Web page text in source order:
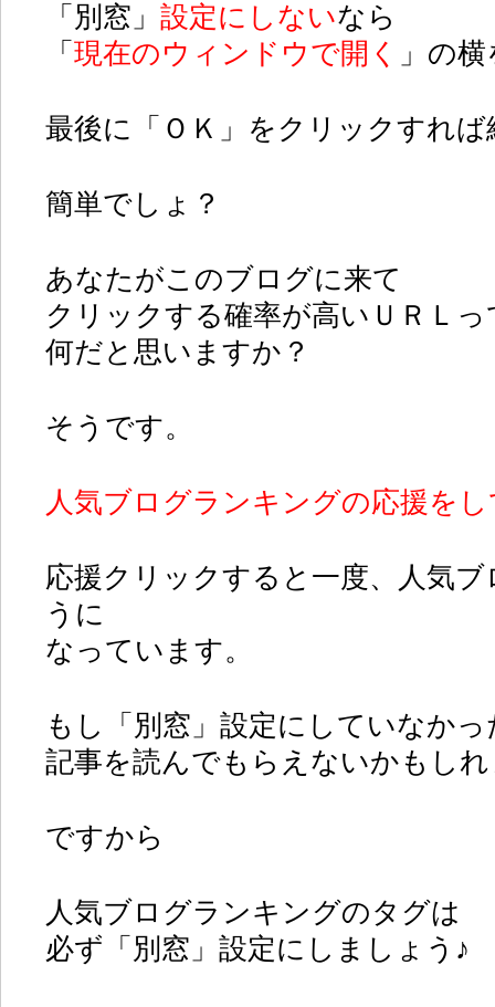
「別窓」 設定にしないなら
「 現在のウィンドウで開く 」の
最後に「ＯＫ」をクリックすれ
簡単でしょ？
あなたがこのブログに来て
クリックする確率が高いＵＲＬっ
何だと思いますか？
そうです。
人気ブログランキングの応援を
応援クリックすると一度、人気
うに
なっています。
もし「別窓」設定にしていなかっ
記事を読んでもらえないかもし
ですから
人気ブログランキングのタグは
必ず「別窓」設定にしましょう♪